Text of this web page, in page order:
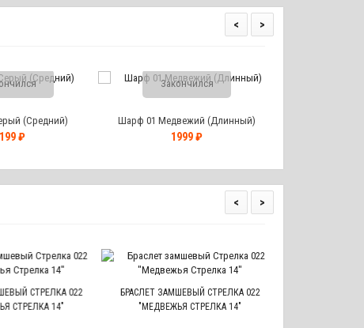
(Средний)
₽
Закончился
Шарф 01 Медвежий (Длинный)
1999 ₽
< >
СТРЕЛКА 022
СТРЕЛКА 14"
БРАСЛЕТ ЗАМШЕВЫЙ СТРЕЛКА 022
"МЕДВЕЖЬЯ СТРЕЛКА 14"
< >